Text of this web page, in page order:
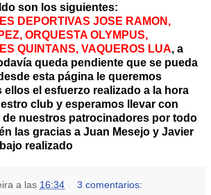
son los siguientes:
DEPORTIVAS JOSE RAMON,
ORQUESTA OLYMPUS,
QUINTANS, VAQUEROS LUA, a
queda pendiente que se pueda
esta página le queremos
ellos el esfuerzo realizado a la hora
club y esperamos llevar con
nuestros patrocinadores por todo
las gracias a Juan Mesejo y Javier
realizado
a las 16:34 3 comentarios: